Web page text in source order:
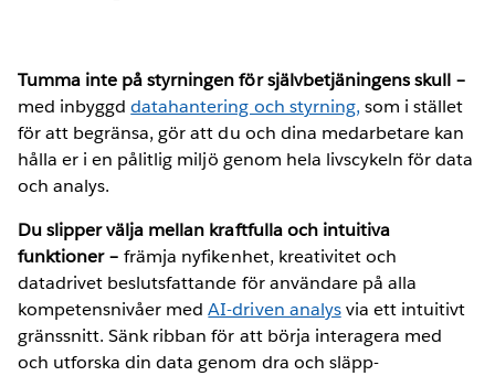
Tumma inte på styrningen för självbetjäningens skull –
med inbyggddatahantering och styrning, som i stället
för att begränsa, gör att du och dina medarbetare kan
hålla er i en pålitlig miljö genom hela livscykeln för data
och analys.
Du slipper välja mellan kraftfulla och intuitiva
funktioner – främja nyfikenhet, kreativitet och
datadrivet beslutsfattande för användare på alla
kompetensnivåer medAI-driven analysvia ett intuitivt
gränssnitt. Sänk ribban för att börja interagera med
och utforska din data genom dra och släpp-